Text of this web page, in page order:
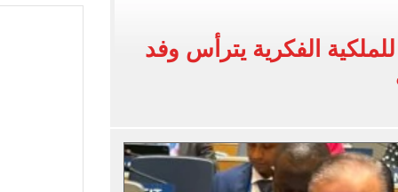
التحرش المزيفة بكفالة مالية
بتقاطعه مع شارع شهاب 3 أيام لتوصيل غاز
الفكرية يترأس وفد